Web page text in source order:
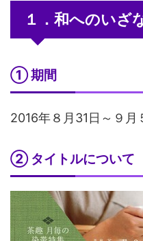
１．和へのいざ
① 期間
2016年８月31日～９月
② タイトルについて